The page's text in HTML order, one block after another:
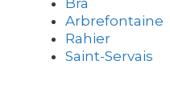
Arbrefontaine
Rahier
Saint-Servais